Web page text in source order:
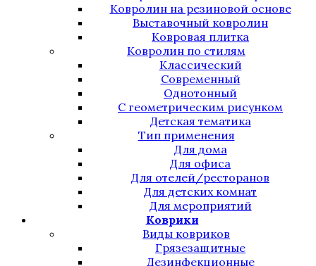
Ковролин на резиновой основе
Выставочный ковролин
Ковровая плитка
Ковролин по стилям
Классический
Современный
Однотонный
С геометрическим рисунком
Детская тематика
Тип применения
Для дома
Для офиса
Для отелей/ресторанов
Для детских комнат
Для мероприятий
Коврики
Виды ковриков
Грязезащитные
Дезинфекционные